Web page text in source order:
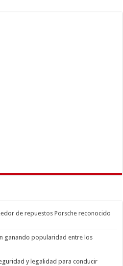
de repuestos Porsche reconocido
ganando popularidad entre los
y legalidad para conducir